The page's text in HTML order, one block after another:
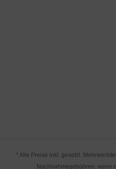
* Alle Preise inkl. gesetzl.
Nachnahmegebühren, wenn